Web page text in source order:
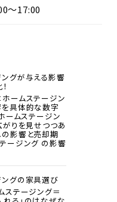
～17:00
グが与える影響
ームステージン
具体的な数字
ームステージン
りを見せつつあ
影響と売却期
ージング の影響
グの家具選び
ステージング＝